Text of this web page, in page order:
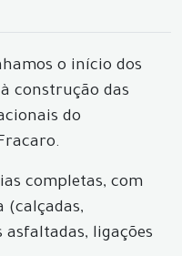
o início dos
construção das
do
completas, com
ligações